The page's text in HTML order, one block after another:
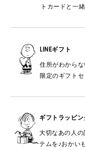
トカードと一
LINEギフト
住所がわからな
限定のギフトセ
ギフトラッピ
大切なあの人の
テムを♪おかい